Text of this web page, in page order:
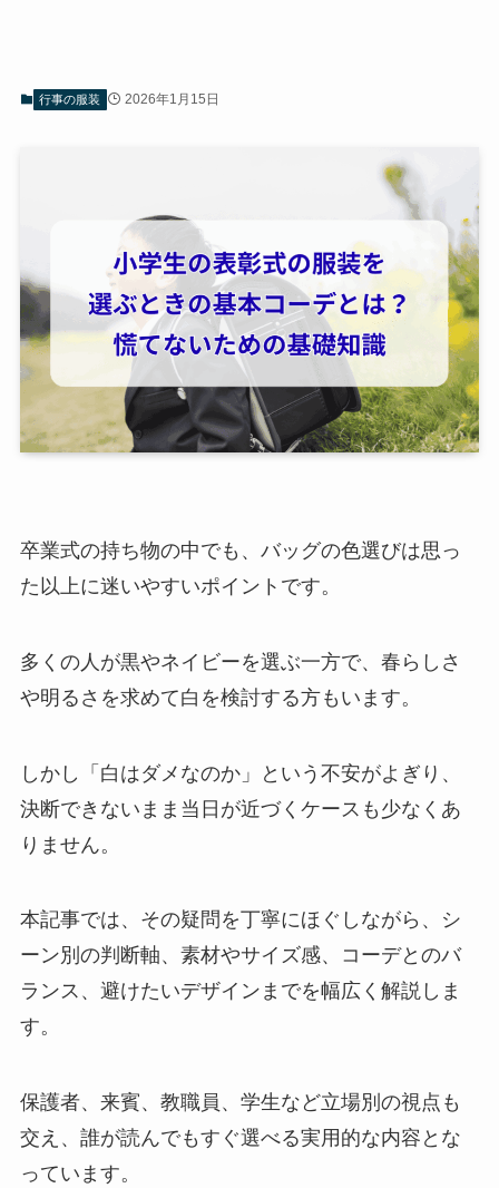
行事の服装 2026年1月15日
卒業式の持ち物の中でも、バッグの色選びは思っ
た以上に迷いやすいポイントです。
多くの人が黒やネイビーを選ぶ一方で、春らしさ
や明るさを求めて白を検討する方もいます。
しかし「白はダメなのか」という不安がよぎり、
決断できないまま当日が近づくケースも少なくあ
りません。
本記事では、その疑問を丁寧にほぐしながら、シ
ーン別の判断軸、素材やサイズ感、コーデとのバ
ランス、避けたいデザインまでを幅広く解説しま
す。
保護者、来賓、教職員、学生など立場別の視点も
交え、誰が読んでもすぐ選べる実用的な内容とな
っています。